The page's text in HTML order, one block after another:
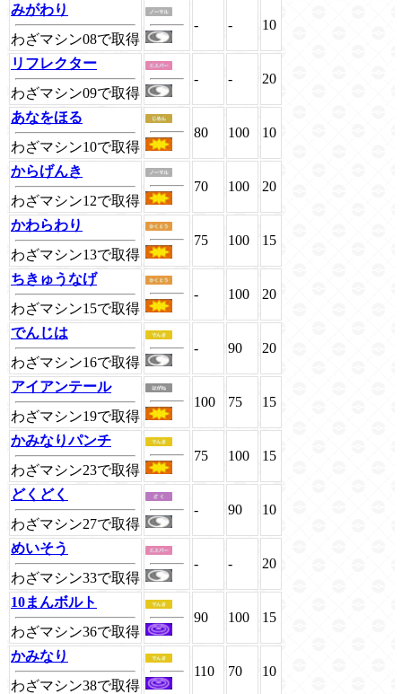
みがわり
わざマシン08で取得
- - 10
リフレクター
わざマシン09で取得
- - 20
あなをほる
わざマシン10で取得
80 100 10
からげんき
わざマシン12で取得
70 100 20
かわらわり
わざマシン13で取得
75 100 15
ちきゅうなげ
わざマシン15で取得
- 100 20
でんじは
わざマシン16で取得
- 90 20
アイアンテール
わざマシン19で取得
100 75 15
かみなりパンチ
わざマシン23で取得
75 100 15
どくどく
わざマシン27で取得
- 90 10
めいそう
わざマシン33で取得
- - 20
10まんボルト
わざマシン36で取得
90 100 15
かみなり
わざマシン38で取得
110 70 10